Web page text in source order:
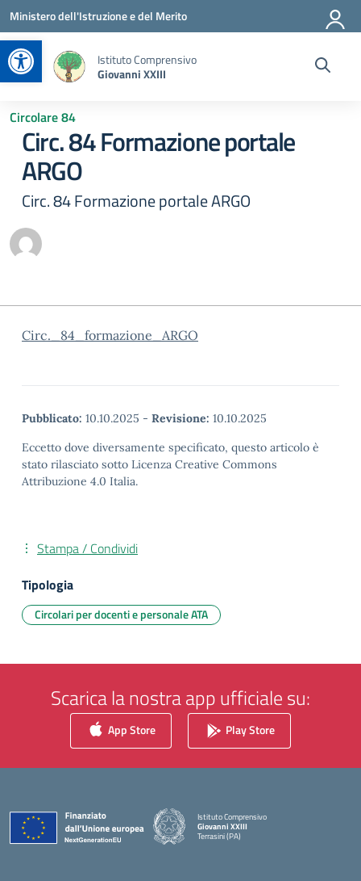
Apri la barra degli strumenti
Vai ai contenuti
Vai al menu di navigazione
Vai al footer
Ministero dell'Istruzione e del Merito
Istituto Comprensivo
Giovanni XXIII
Circolare 84
Circ. 84 Formazione portale
ARGO
Circ. 84 Formazione portale ARGO
Circ._84_formazione_ARGO
Pubblicato: 10.10.2025 - Revisione: 10.10.2025
Eccetto dove diversamente specificato, questo articolo è
stato rilasciato sotto Licenza Creative Commons
Attribuzione 4.0 Italia.
Stampa / Condividi
Tipologia
Circolari per docenti e personale ATA
Scarica la nostra app ufficiale su:
App Store Play Store
Istituto Comprensivo
Giovanni XXIII
Terrasini (PA)